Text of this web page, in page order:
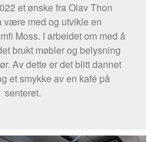
et ønske fra Olav Thon
være med og utvikle en
Moss. I arbeidet om med å
brukt møbler og belysning
Av dette er det blitt dannet
et smykke av en kafé på
senteret.